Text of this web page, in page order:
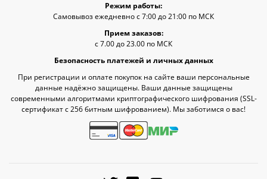
Режим работы:
Самовывоз ежедневно с 7:00 до 21:00 по МСК
Прием заказов:
с 7.00 до 23.00 по МСК
Безопасность платежей и личных данных
При регистрации и оплате покупок на сайте ваши персональные
данные надёжно защищены. Ваши данные защищены
современными алгоритмами криптографического шифрования (SSL-
сертификат c 256 битным шифрованием). Мы заботимся о вас!